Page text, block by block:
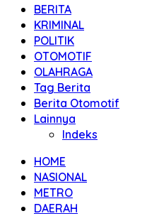
BERITA
KRIMINAL
POLITIK
OTOMOTIF
OLAHRAGA
Tag Berita
Berita Otomotif
Lainnya
Indeks
HOME
NASIONAL
METRO
DAERAH